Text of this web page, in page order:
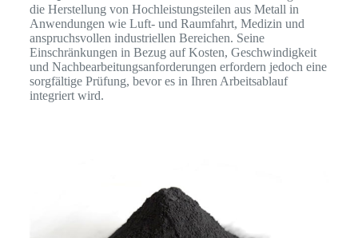
die Herstellung von Hochleistungsteilen aus Metall in
Anwendungen wie Luft- und Raumfahrt, Medizin und
anspruchsvollen industriellen Bereichen. Seine
Einschränkungen in Bezug auf Kosten, Geschwindigkeit
und Nachbearbeitungsanforderungen erfordern jedoch eine
sorgfältige Prüfung, bevor es in Ihren Arbeitsablauf
integriert wird.